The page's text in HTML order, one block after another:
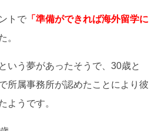
トで 「準備ができれば海外留学に
。
いう夢があったそうで、30歳と
所属事務所が認めたことにより彼
ようです。